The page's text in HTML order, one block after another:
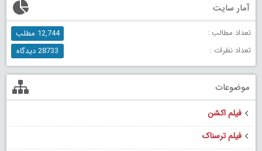
آمار سایت
تعداد مطالب :
12,744 مطلب
تعداد نظرات :
28733 دیدگاه
موضوعات
فیلم اکشن
فیلم ترسناک